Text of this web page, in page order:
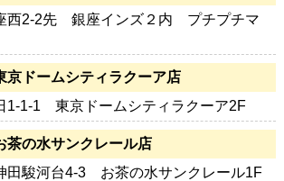
西2-2先 銀座インズ２内 プチプチマ
ドームシティラクーア店
1-1-1 東京ドームシティラクーア2F
の水サンクレール店
田駿河台4-3 お茶の水サンクレール1F